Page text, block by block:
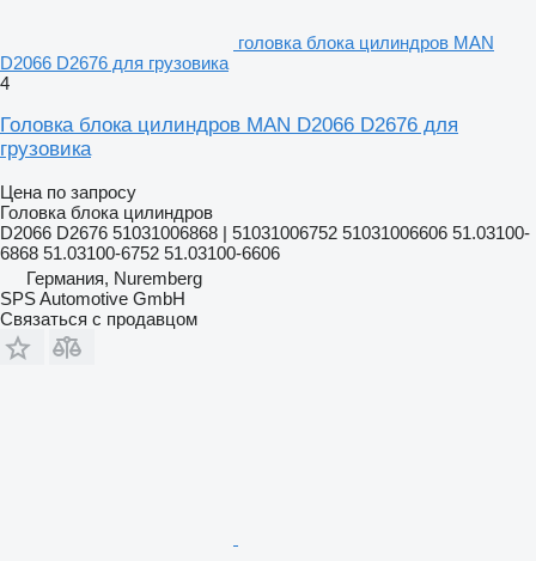
головка блока цилиндров MAN
D2066 D2676 для грузовика
4
Головка блока цилиндров MAN D2066 D2676 для
грузовика
Цена по запросу
Головка блока цилиндров
D2066 D2676 51031006868 | 51031006752 51031006606 51.03100-
6868 51.03100-6752 51.03100-6606
Германия, Nuremberg
SPS Automotive GmbH
Связаться с продавцом